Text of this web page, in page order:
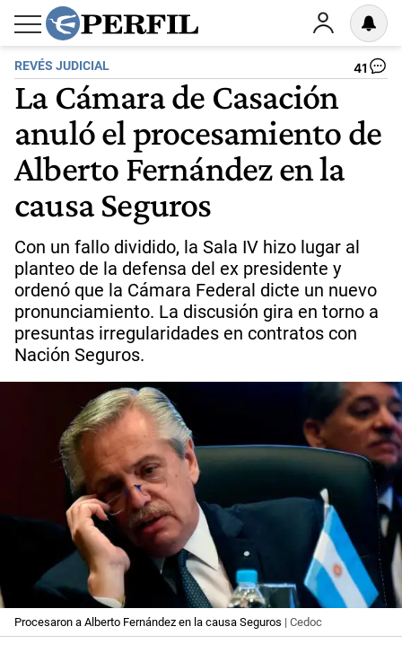
REVÉS JUDICIAL 41
La Cámara de Casación
anuló el procesamiento de
Alberto Fernández en la
causa Seguros
Con un fallo dividido, la Sala IV hizo lugar al
planteo de la defensa del ex presidente y
ordenó que la Cámara Federal dicte un nuevo
pronunciamiento. La discusión gira en torno a
presuntas irregularidades en contratos con
Nación Seguros.
Procesaron a Alberto Fernández en la causa Seguros | Cedoc